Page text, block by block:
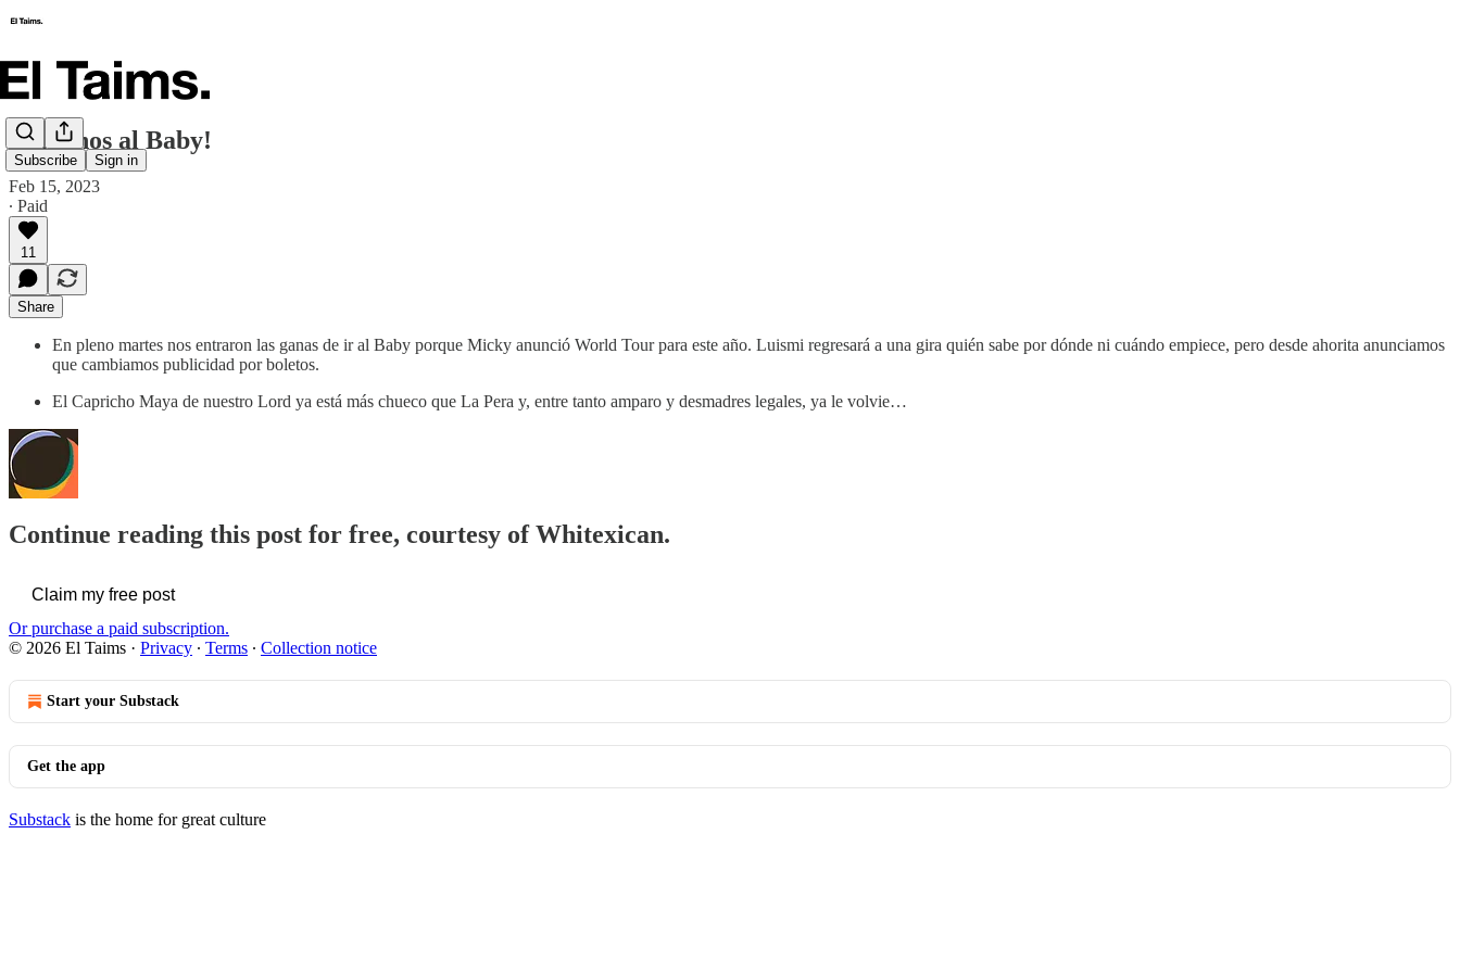
Subscribe Sign in
Vámonos al Baby!
Feb 15, 2023
∙ Paid
11
Share
En pleno martes nos entraron las ganas de ir al Baby porque Micky anunció World Tour para este año. Luismi regresará a una gira quién sabe por dónde ni cuándo empiece, pero desde ahorita anunciamos
que cambiamos publicidad por boletos.
El Capricho Maya de nuestro Lord ya está más chueco que La Pera y, entre tanto amparo y desmadres legales, ya le volvie…
Continue reading this post for free, courtesy of Whitexican.
Claim my free post
Or purchase a paid subscription.
© 2026 El Taims · Privacy ∙ Terms ∙ Collection notice
Start your Substack
Get the app
Substack is the home for great culture